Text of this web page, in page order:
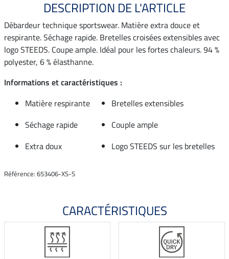
DESCRIPTION DE L'ARTICLE
Débardeur technique sportswear. Matière extra douce et
respirante. Séchage rapide. Bretelles croisées extensibles avec
logo STEEDS. Coupe ample. Idéal pour les fortes chaleurs. 94 %
polyester, 6 % élasthanne.
Informations et caractéristiques :
Matière respirante
Bretelles extensibles
Séchage rapide
Couple ample
Extra doux
Logo STEEDS sur les bretelles
Référence: 653406-XS-S
CARACTÉRISTIQUES